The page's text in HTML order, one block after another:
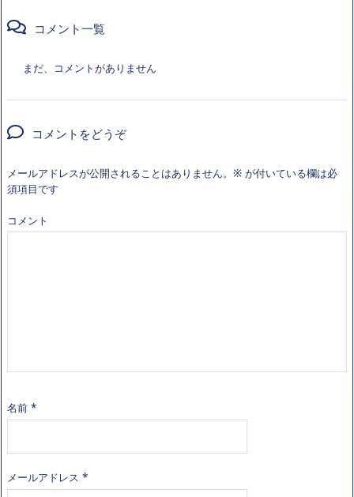
コメント一覧
まだ、コメントがありません
コメントをどうぞ
メールアドレスが公開されることはありません。 ※ が付いている欄は必
須項目です
コメント
名前 *
メールアドレス *